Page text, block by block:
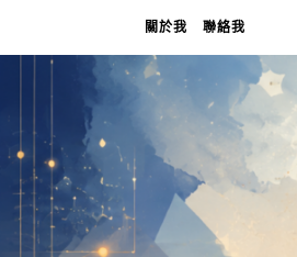
關於我 聯絡我